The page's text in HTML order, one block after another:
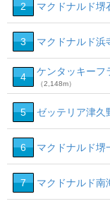
2 マクドナルド堺
3 マクドナルド浜
4 ケンタッキーフ
（2,148m）
5 ゼッテリア津久
6 マクドナルド堺
7 マクドナルド南